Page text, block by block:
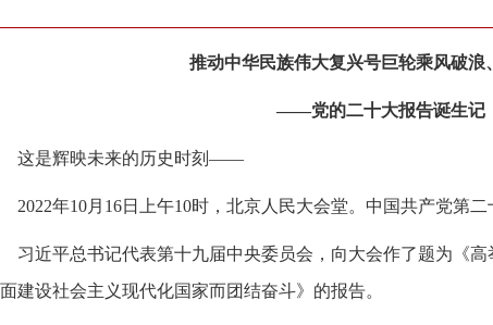
推动中华民族伟大复兴号巨轮乘风破浪
——党的二十大报告诞生记
这是辉映未来的历史时刻——
2022年10月16日上午10时，北京人民大会堂。中国共产党第二
习近平总书记代表第十九届中央委员会，向大会作了题为《
建设社会主义现代化国家而团结奋斗》的报告。